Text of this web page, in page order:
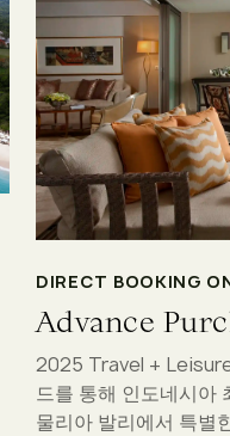
DIRECT BOOKING
Advance
2025 Travel +
드를 통해 인도네시아
물리아 발리에서 특별